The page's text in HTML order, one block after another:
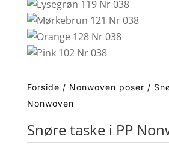
Forside / Nonwoven poser /
Nonwoven
Snøre taske i PP